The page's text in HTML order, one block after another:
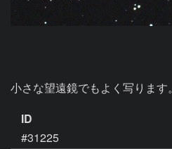
小さな望遠鏡でもよく写ります。
ID
#31225